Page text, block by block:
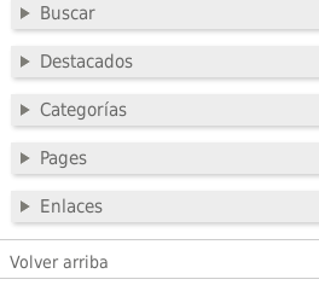
Buscar
Destacados
Categorías
Pages
Enlaces
Volver arriba